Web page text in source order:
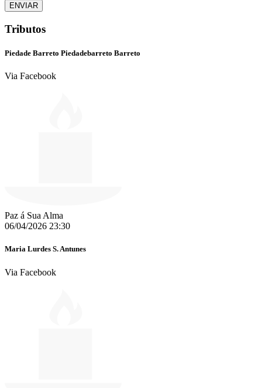
ENVIAR
Tributos
Piedade Barreto Piedadebarreto Barreto
Via Facebook
Paz á Sua Alma
06/04/2026 23:30
Maria Lurdes S. Antunes
Via Facebook